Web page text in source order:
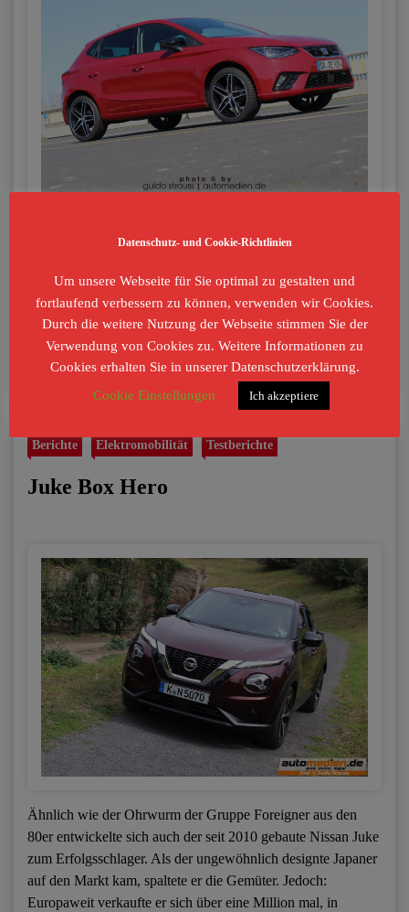
CNG (Compressed Natural Gas) oder besser bekannt als
umweltfreundlichsten Antriebsarten. Doch leider hat sich
diese Tatsache noch immer nicht im Alltag durchgesetzt. Und
das obwohl sich das CNG-Tankstellennetz (850 Stück) in
Deutschland immer mehr verdichtet hat. Neben der
Elektromobilität legt man im VW-Konzern […]
Berichte Elektromobilität Testberichte
Juke Box Hero
Ähnlich wie der Ohrwurm der Gruppe Foreigner aus den
80er entwickelte sich auch der seit 2010 gebaute Nissan Juke
zum Erfolgsschlager. Als der ungewöhnlich designte Japaner
auf den Markt kam, spaltete er die Gemüter. Jedoch:
Europaweit verkaufte er sich über eine Million mal, in
Datenschutz- und Cookie-Richtlinien
Um unsere Webseite für Sie optimal zu gestalten und
fortlaufend verbessern zu können, verwenden wir Cookies.
Durch die weitere Nutzung der Webseite stimmen Sie der
Verwendung von Cookies zu. Weitere Informationen zu
Cookies erhalten Sie in unserer Datenschutzerklärung.
Cookie Einstellungen
Ich akzeptiere